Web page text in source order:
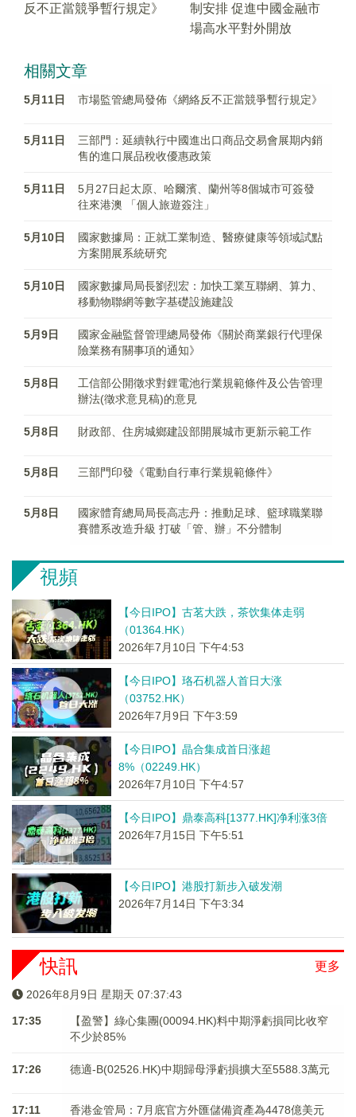
反不正當競爭暫行規定》
制安排 促進中國金融市
場高水平對外開放
相關文章
5月11日 市場監管總局發佈《網絡反不正當競爭暫行規定》
5月11日
三部門：延續執行中國進出口商品交易會展期内銷
售的進口展品稅收優惠政策
5月11日
5月27日起太原、哈爾濱、蘭州等8個城市可簽發
往來港澳 「個人旅遊簽注」
5月10日
國家數據局：正就工業制造、醫療健康等領域試點
方案開展系統研究
5月10日
國家數據局局長劉烈宏：加快工業互聯網、算力、
移動物聯網等數字基礎設施建設
5月9日
國家金融監督管理總局發佈《關於商業銀行代理保
險業務有關事項的通知》
5月8日
工信部公開徵求對鋰電池行業規範條件及公告管理
辦法(徵求意見稿)的意見
5月8日 財政部、住房城鄉建設部開展城市更新示範工作
5月8日 三部門印發《電動自行車行業規範條件》
5月8日
國家體育總局局長高志丹：推動足球、籃球職業聯
賽體系改造升級 打破「管、辦」不分體制
視頻
【今日IPO】古茗大跌，茶饮集体走弱
（01364.HK）
2026年7月10日 下午4:53
【今日IPO】珞石机器人首日大涨
（03752.HK）
2026年7月9日 下午3:59
【今日IPO】晶合集成首日涨超
8%（02249.HK）
2026年7月10日 下午4:57
【今日IPO】鼎泰高科[1377.HK]净利涨3倍
2026年7月15日 下午5:51
【今日IPO】港股打新步入破发潮
2026年7月14日 下午3:34
更多
快訊
2026年8月9日 星期天 07:37:43
17:35
【盈警】綠心集團(00094.HK)料中期淨虧損同比收窄
不少於85%
17:26 德適-B(02526.HK)中期歸母淨虧損擴大至5588.3萬元
17:11 香港金管局：7月底官方外匯儲備資產為4478億美元